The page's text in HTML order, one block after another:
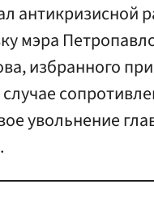
антикризисной
мэра
избранного
увольнение